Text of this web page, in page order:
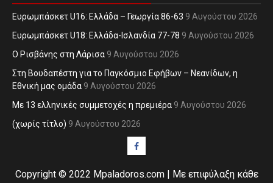
Ευρωμπάσκετ U16: Ελλάδα – Γεωργία 86-63 9 Αυγούστου 2026
Ευρωμπάσκετ U18: Ελλάδα-Ισλανδία 77-78 9 Αυγούστου 2026
O Ρισβάνης στη Λάρισα 9 Αυγούστου 2026
Στη Βουδαπέστη για το Παγκόσμιο Εφήβων – Νεανίδων, η
Εθνική μας ομάδα 9 Αυγούστου 2026
Με 13 ελληνικές συμμετοχές η πρεμιέρα 9 Αυγούστου 2026
(χωρίς τίτλο) 9 Αυγούστου 2026
Facebook
Copyright © 2022 Mpaladoros.com | Με επιφύλαξη κάθε